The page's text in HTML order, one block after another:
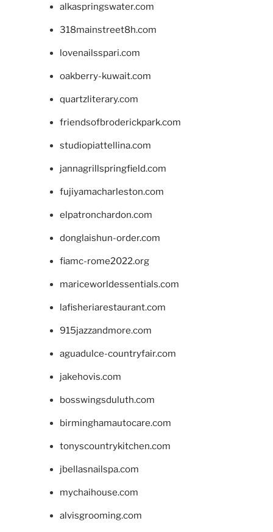
alkaspringswater.com
318mainstreet8h.com
lovenailsspari.com
oakberry-kuwait.com
quartzliterary.com
friendsofbroderickpark.com
studiopiattellina.com
jannagrillspringfield.com
fujiyamacharleston.com
elpatronchardon.com
donglaishun-order.com
fiamc-rome2022.org
mariceworldessentials.com
lafisheriarestaurant.com
915jazzandmore.com
aguadulce-countryfair.com
jakehovis.com
bosswingsduluth.com
birminghamautocare.com
tonyscountrykitchen.com
jbellasnailspa.com
mychaihouse.com
alvisgrooming.com